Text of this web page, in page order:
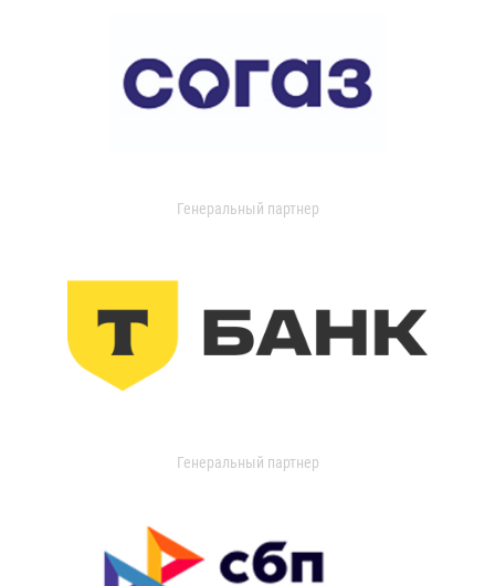
Генеральный партнер
Генеральный партнер